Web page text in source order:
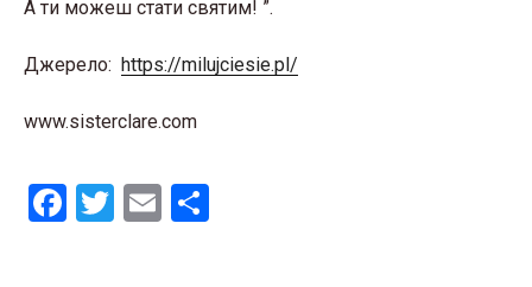
А ти можеш стати святим! ”.
Джерело: https://milujciesie.pl/
www.sisterclare.com
F
T
E